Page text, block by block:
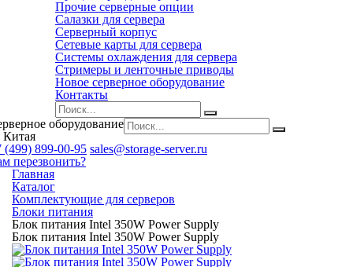
Прочие серверные опции
Салазки для сервера
Серверный корпус
Сетевые карты для сервера
Системы охлаждения для сервера
Стримеры и ленточные приводы
Новое серверное оборудование
Контакты
оборудование
Китая
(499) 899-00-95 sales@storage-server.ru
перезвонить?
Главная
Каталог
Комплектующие для серверов
Блоки питания
Блок питания Intel 350W Power Supply
Блок питания Intel 350W Power Supply